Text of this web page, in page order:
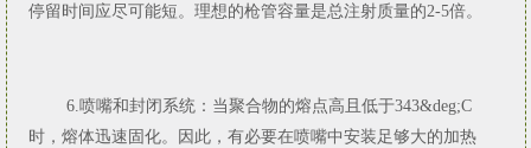
停留时间应尽可能短。理想的枪管容量是总注射质量的2-5倍。
6.喷嘴和封闭系统：当聚合物的熔点高且低于343&deg;C
时，熔体迅速固化。因此，有必要在喷嘴中安装足够大的加热